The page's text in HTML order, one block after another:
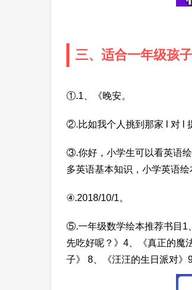
三、适合一年级孩
①.1、《晚安。
②.比如我个人挑到那家 l 对 l
③.你好，小学生可以看英语
多英语基本知识，小学英语
④.2018/10/1。
⑤.一年级数学绘本推荐书目1
先吃好呢？》4、《真正的魔
子》 8、《汪汪的生日派对》